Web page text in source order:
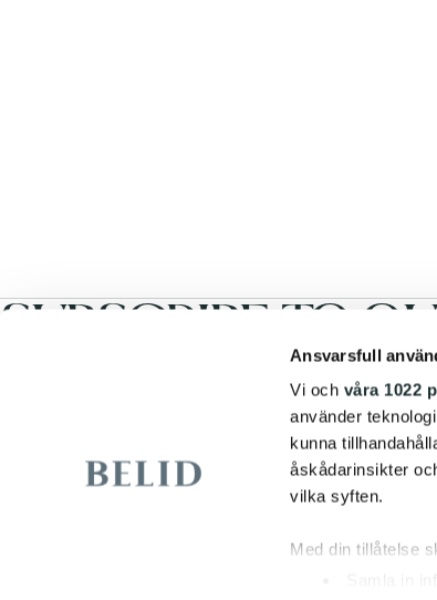
Ansvarsfull
Vi och våra 1022
använder
kunna
åskådarinsikter
vilka syften.
Med din tillåtelse
SUBSCRIBE TO
I accept theterms & conditions and I have read and understood
News